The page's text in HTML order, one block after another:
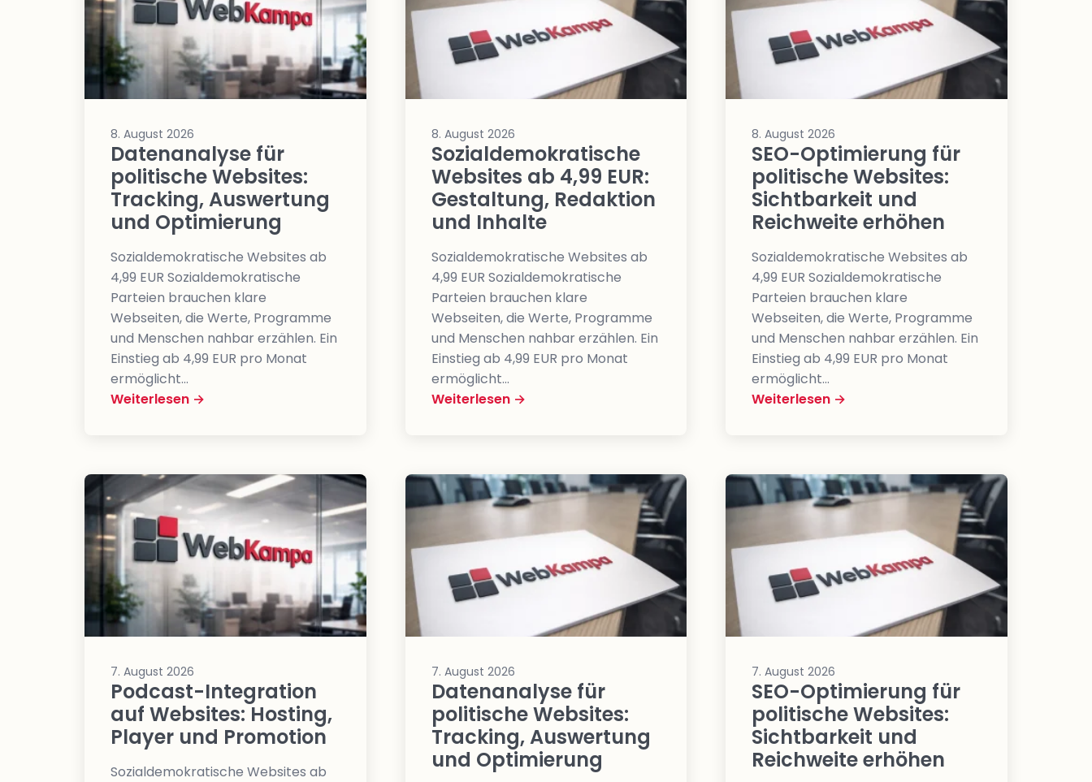
Wahlkampf auf Facebook
Reichweite & Community über
alle Altersgruppen
beidseitig
vorschlagen
8. August 2026
Datenanalyse für
politische Websites:
Tracking, Auswertung
und Optimierung
Sozialdemokratische Websites ab
4,99 EUR Sozialdemokratische
Parteien brauchen klare
Webseiten, die Werte, Programme
und Menschen nahbar erzählen. Ein
Einstieg ab 4,99 EUR pro Monat
ermöglicht…
Weiterlesen →
8. August 2026
Sozialdemokratische
Websites ab 4,99 EUR:
Gestaltung, Redaktion
und Inhalte
Sozialdemokratische Websites ab
4,99 EUR Sozialdemokratische
Parteien brauchen klare
Webseiten, die Werte, Programme
und Menschen nahbar erzählen. Ein
Einstieg ab 4,99 EUR pro Monat
ermöglicht…
Weiterlesen →
8. August 2026
SEO-Optimierung für
politische Websites:
Sichtbarkeit und
Reichweite erhöhen
Sozialdemokratische Websites ab
4,99 EUR Sozialdemokratische
Parteien brauchen klare
Webseiten, die Werte, Programme
und Menschen nahbar erzählen. Ein
Einstieg ab 4,99 EUR pro Monat
ermöglicht…
Weiterlesen →
7. August 2026
Podcast-Integration
auf Websites: Hosting,
Player und Promotion
Sozialdemokratische Websites ab
7. August 2026
Datenanalyse für
politische Websites:
Tracking, Auswertung
und Optimierung
7. August 2026
SEO-Optimierung für
politische Websites:
Sichtbarkeit und
Reichweite erhöhen